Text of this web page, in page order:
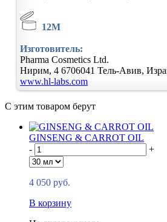
12M
Изготовитель:
Pharma Cosmetics Ltd.
Нирим, 4 6706041 Тель-Авив,
www.hl-labs.com
С этим товаром берут
GINSENG & CARROT OIL
-
+
4 050 руб.
В корзину